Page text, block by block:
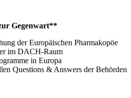
Gegenwart**
der Europäischen Pharmakopöe
im DACH-Raum
in Europa
Questions & Answers der Behörden